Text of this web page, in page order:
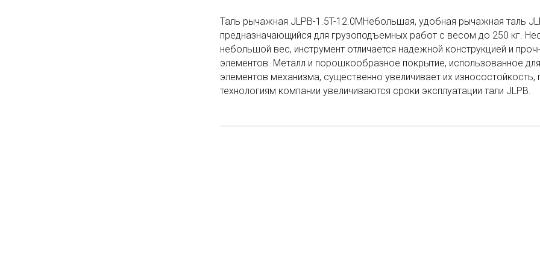
Таль рычажная JLPB-1.5T-12.0MНебольшая, удобная рычажная таль
предназначающийся для грузоподъемных работ с весом до 250 кг.
небольшой вес, инструмент отличается надежной конструкцией и
элементов. Металл и порошкообразное покрытие, использованное
элементов механизма, существенно увеличивает их
технологиям компании увеличиваются сроки эксплуатации тали JLPB.